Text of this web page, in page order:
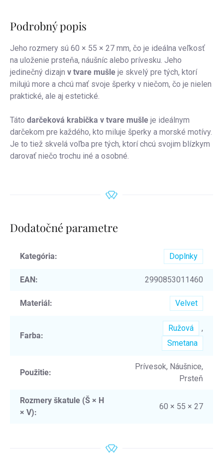
Podrobný popis
Jeho rozmery sú 60 × 55 × 27 mm, čo je ideálna veľkosť
na uloženie prsteňa, náušníc alebo prívesku. Jeho
jedinečný dizajn v tvare mušle je skvelý pre tých, ktorí
milujú more a chcú mať svoje šperky v niečom, čo je nielen
praktické, ale aj estetické.
Táto darčeková krabička v tvare mušle je ideálnym
darčekom pre každého, kto miluje šperky a morské motívy.
Je to tiež skvelá voľba pre tých, ktorí chcú svojim blízkym
darovať niečo trochu iné a osobné.
Dodatočné parametre
Kategória: Doplnky
EAN : 2990853011460
Materiál : Velvet
Farba:
Ružová
,
Smetana
Použitie:
Prívesok, Náušnice,
Prsteň
Rozmery škatule (Š × H
× V):
60 × 55 × 27